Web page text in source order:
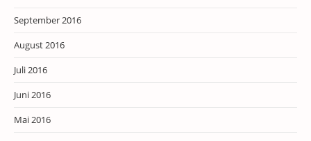
September 2016
August 2016
Juli 2016
Juni 2016
Mai 2016